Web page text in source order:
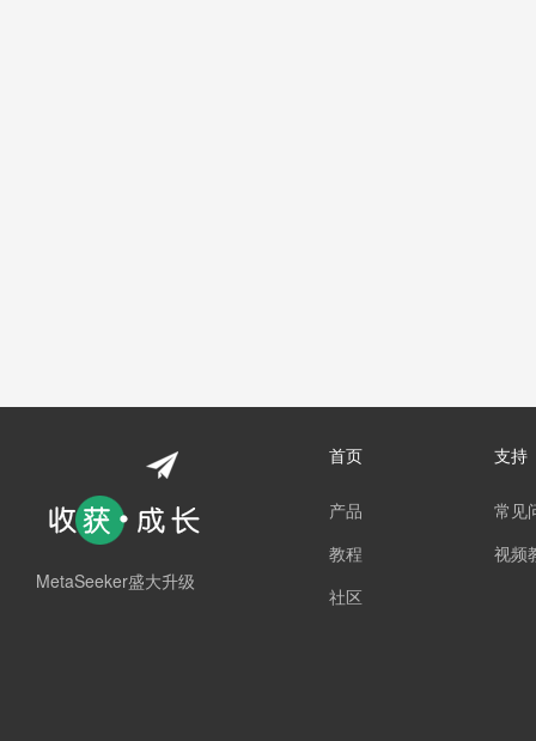
MetaSeeker盛大升级
首页
产品
教程
社区
支持
常见
视频